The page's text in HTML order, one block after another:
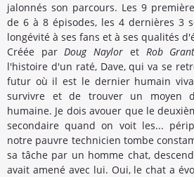
jalonnés son parcours. Les 9
de 6 à 8 épisodes, les 4 dernières 3
longévité à ses fans et à ses qualités
Créée parDoug Naylor et Rob
l'histoire d'un raté, Dave, qui va se
futur où il est le dernier humain
survivre et de trouver un moyen
humaine. Je dois avouer que le
secondaire quand on voit les...
notre pauvre technicien tombe
sa tâche par un homme chat,
avait amené avec lui. Oui, le chat a